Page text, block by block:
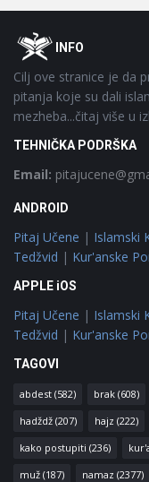
FooterOINFO
Cilj ove stranice je da
pitanja koje su dali
mezheba...čitaj više u
TEHNIČKA PODRŠKA
Email:
ANDROID
Pitaj Učene | Islamski
Tedžvid | Kur'anske
APPLE iOS
Pitaj Učene | Islamski
Tedžvid | Kur'anske
TAGOVI
abdest (582) brak (608)
hadždž (207) hajz (222)
kako postupiti (236)
muž (187) namaz (2377)